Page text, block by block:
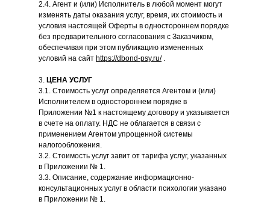
2.4. Агент и (или) Исполнитель в любой момент могут
изменять даты оказания услуг, время, их стоимость и
условия настоящей Оферты в одностороннем порядке
без предварительного согласования с Заказчиком,
обеспечивая при этом публикацию измененных
условий на сайт https://dbond-psy.ru/.
3. ЦЕНА УСЛУГ
3.1. Стоимость услуг определяется Агентом и (или)
Исполнителем в одностороннем порядке в
Приложении №1 к настоящему договору и указывается
в счете на оплату. НДС не облагается в связи с
применением Агентом упрощенной системы
налогообложения.
3.2. Стоимость услуг завит от тарифа услуг, указанных
в Приложении № 1.
3.3. Описание, содержание информационно-
консультационных услуг в области психологии указано
в Приложении № 1.